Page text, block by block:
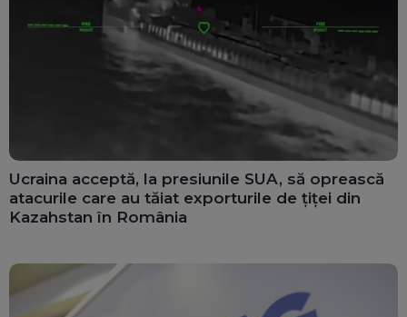
Ucraina acceptă, la presiunile SUA, să oprească
atacurile care au tăiat exporturile de țiței din
Kazahstan în România